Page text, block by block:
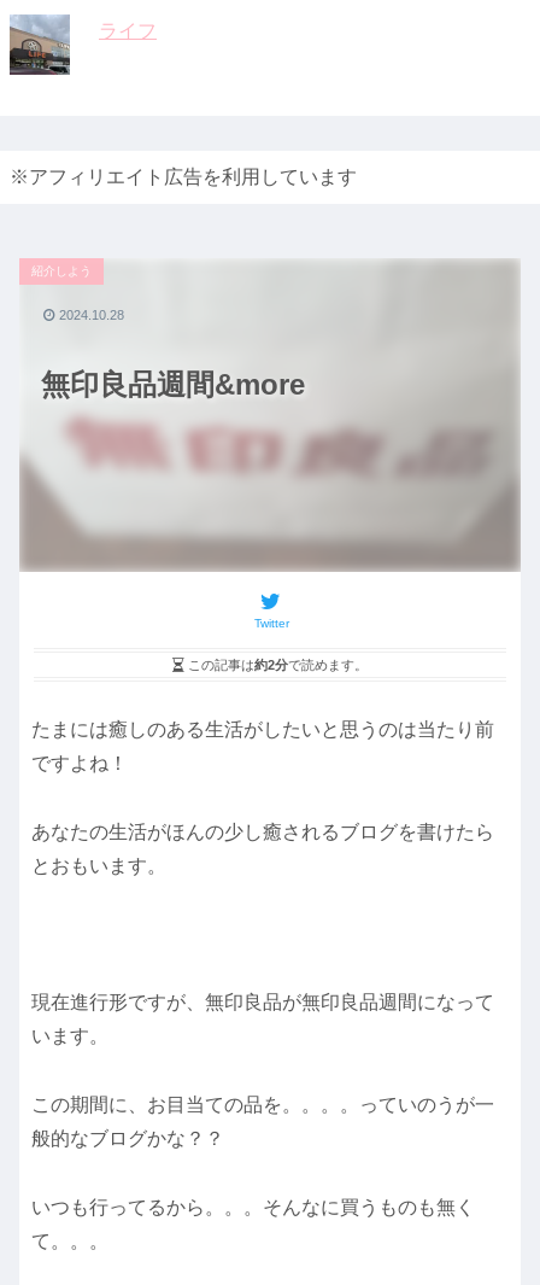
ライフ
※アフィリエイト広告を利用しています
無印良品週間&more
紹介しよう
Twitter
2024.10.28
この記事は約2分で読めます。
たまには癒しのある生活がしたいと思うのは当たり前
ですよね！
あなたの生活がほんの少し癒されるブログを書けたら
とおもいます。
現在進行形ですが、無印良品が無印良品週間になって
います。
この期間に、お目当ての品を。。。。っていのうが一
般的なブログかな？？
いつも行ってるから。。。そんなに買うものも無く
て。。。